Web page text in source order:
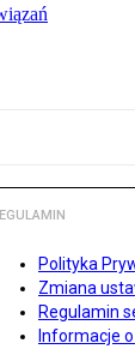
Polityka
Zmiana
Regulamin
Informacje